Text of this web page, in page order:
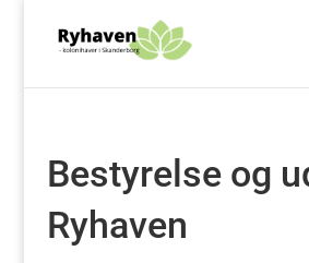
Bestyrelse og
Ryhaven